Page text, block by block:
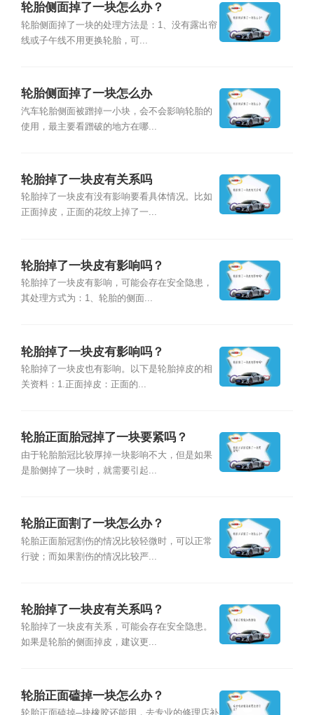
轮胎侧面掉了一块怎么办？
轮胎侧面掉了一块的处理方法是：1、没有露出帘
线或子午线不用更换轮胎，可...
轮胎侧面掉了一块怎么办
汽车轮胎侧面被蹭掉一小块，会不会影响轮胎的
使用，最主要看蹭破的地方在哪...
轮胎掉了一块皮有关系吗
轮胎掉了一块皮有没有影响要看具体情况。比如
正面掉皮，正面的花纹上掉了一...
轮胎掉了一块皮有影响吗？
轮胎掉了一块皮有影响，可能会存在安全隐患，
其处理方式为：1、轮胎的侧面...
轮胎掉了一块皮有影响吗？
轮胎掉了一块皮也有影响。以下是轮胎掉皮的相
关资料：1.正面掉皮：正面的...
轮胎正面胎冠掉了一块要紧吗？
由于轮胎胎冠比较厚掉一块影响不大，但是如果
是胎侧掉了一块时，就需要引起...
轮胎正面割了一块怎么办？
轮胎正面胎冠割伤的情况比较轻微时，可以正常
行驶；而如果割伤的情况比较严...
轮胎掉了一块皮有关系吗？
轮胎掉了一块皮有关系，可能会存在安全隐患。
如果是轮胎的侧面掉皮，建议更...
轮胎正面磕掉一块怎么办？
轮胎正面磕掉─块橡胶还能用，去专业的修理店补